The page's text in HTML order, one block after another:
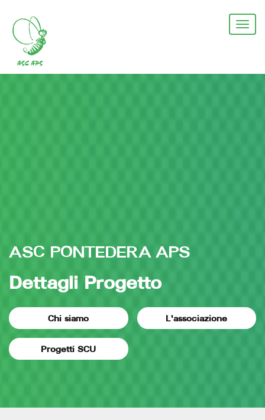
contenuto
principale
ASC PONTEDERA APS
Dettagli Progetto
Chi siamo L'associazione
Progetti SCU